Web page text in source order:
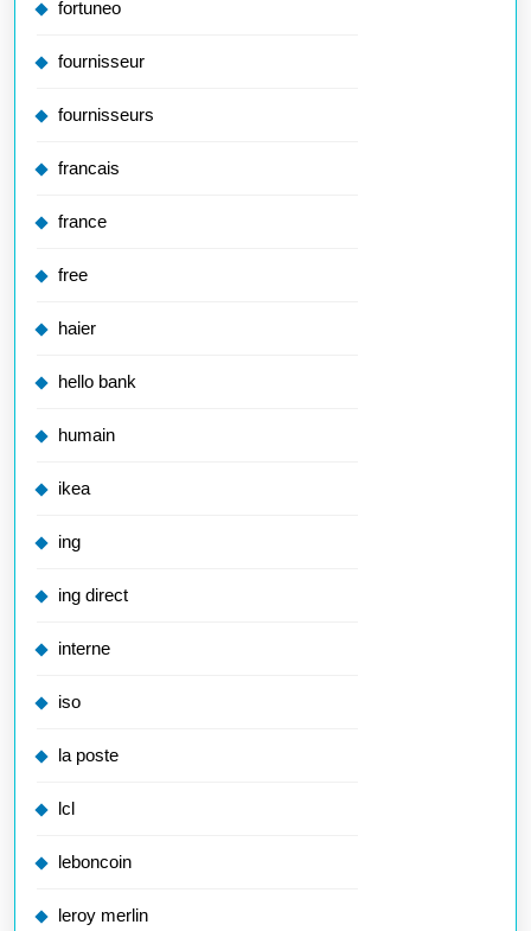
fortuneo
fournisseur
fournisseurs
francais
france
free
haier
hello bank
humain
ikea
ing
ing direct
interne
iso
la poste
lcl
leboncoin
leroy merlin